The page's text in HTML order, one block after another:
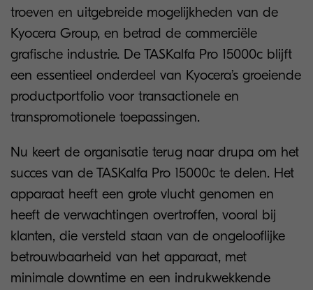
troeven en uitgebreide mogelijkheden van de
Kyocera Group, en betrad de commerciële
grafische industrie. De TASKalfa Pro 15000c blijft
een essentieel onderdeel van Kyocera’s groeiende
productportfolio voor transactionele en
transpromotionele toepassingen.
Nu keert de organisatie terug naar drupa om het
succes van de TASKalfa Pro 15000c te delen. Het
apparaat heeft een grote vlucht genomen en
heeft de verwachtingen overtroffen, vooral bij
klanten, die versteld staan ​​van de ongelooflijke
betrouwbaarheid van het apparaat, met
minimale downtime en een indrukwekkende